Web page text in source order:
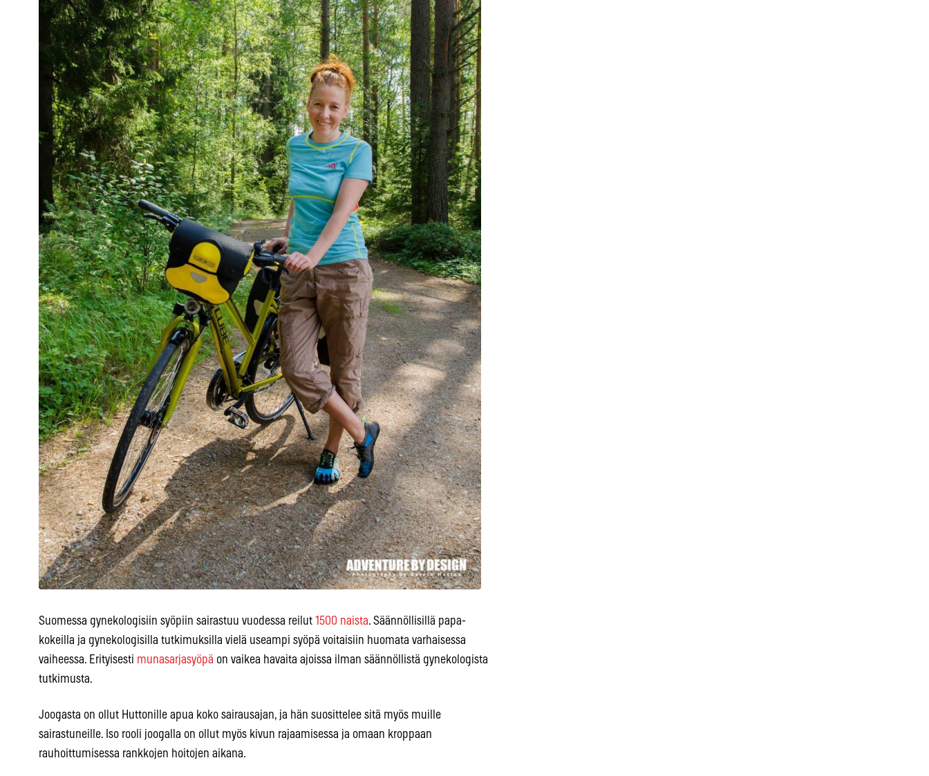
Suomessa gynekologisiin syöpiin sairastuu vuodessa reilut 1500 naista. Säännöllisillä papa-
kokeilla ja gynekologisilla tutkimuksilla vielä useampi syöpä voitaisiin huomata varhaisessa
vaiheessa. Erityisesti munasarjasyöpä on vaikea havaita ajoissa ilman säännöllistä gynekologista
tutkimusta.
Joogasta on ollut Huttonille apua koko sairausajan, ja hän suosittelee sitä myös muille
sairastuneille. Iso rooli joogalla on ollut myös kivun rajaamisessa ja omaan kroppaan
rauhoittumisessa rankkojen hoitojen aikana.